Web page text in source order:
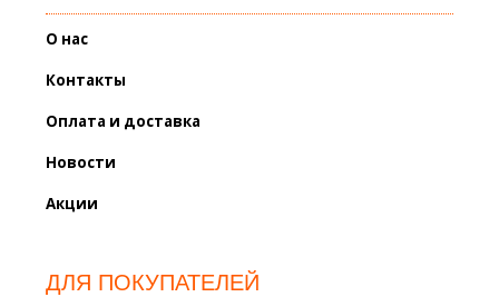
О нас
Контакты
Оплата и доставка
Новости
Акции
ДЛЯ ПОКУПАТЕЛЕЙ